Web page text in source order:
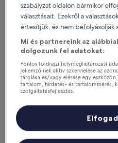
Miért érdemes
szabályzat oldalon bármikor
választásait. Ezekről a
értesítjük, és nem befolyásolják
Mi és partnereink az
dolgozunk fel adatokat:
Pontos földrajzi helymeghatározási
jellemzőinek aktív szkennelése az
tárolása és/vagy elérése egy
tartalom, hirdetés- és tartalommérés,
szolgáltatásfejlesztés.